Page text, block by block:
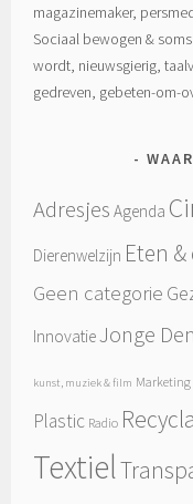
magazinemaker,
Sociaal bewogen &
wordt, nieuwsgierig,
gedreven, gebeten-om-
Adresjes Agenda
Dierenwelzijn Eten
Geen categorie
InnovatieJonge
kunst, muziek & film Marketing
Plastic Radio
Textiel